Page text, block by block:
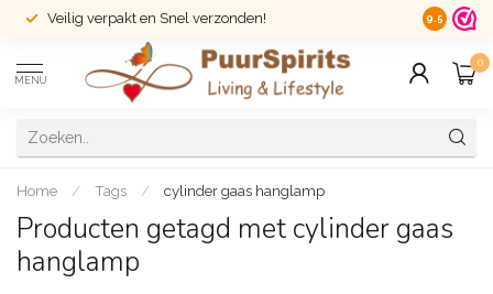
Veilig verpakt en Snel verzonden! 14 dagen
9.5
MENU
0
Home / Tags / cylinder gaas hanglamp
Producten getagd met cylinder gaas
hanglamp